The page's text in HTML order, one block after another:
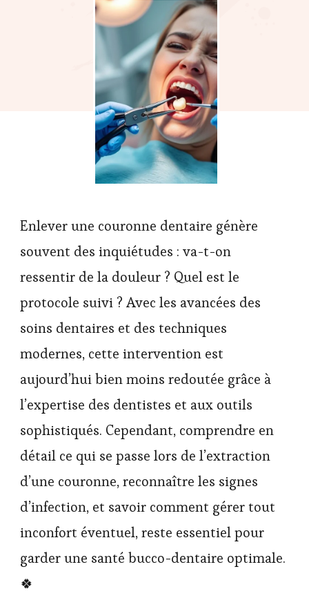
Enlever une couronne dentaire génère
souvent des inquiétudes : va-t-on
ressentir de la douleur ? Quel est le
protocole suivi ? Avec les avancées des
soins dentaires et des techniques
modernes, cette intervention est
aujourd’hui bien moins redoutée grâce à
l’expertise des dentistes et aux outils
sophistiqués. Cependant, comprendre en
détail ce qui se passe lors de l’extraction
d’une couronne, reconnaître les signes
d’infection, et savoir comment gérer tout
inconfort éventuel, reste essentiel pour
garder une santé bucco-dentaire optimale.
🍀